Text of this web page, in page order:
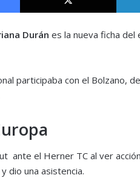
Durán es la nueva ficha del
participaba con el Bolzano,
ante el Herner TC al ver
dio una asistencia.